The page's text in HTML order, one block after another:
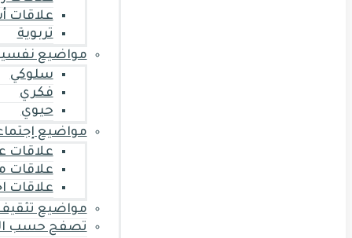
علاقات
تربوية
مواضيع
سلوكي
فكري
حيوي
مواضيع
علاقات
علاقات
علاقات
مواضيع
تصفح حسب